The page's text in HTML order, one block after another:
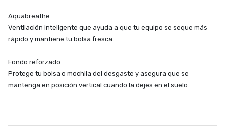
Aquabreathe
Ventilación inteligente que ayuda a que tu equipo se seque más
rápido y mantiene tu bolsa fresca.
Fondo reforzado
Protege tu bolsa o mochila del desgaste y asegura que se
mantenga en posición vertical cuando la dejes en el suelo.